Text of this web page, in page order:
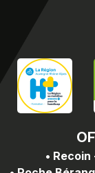
• Recoin